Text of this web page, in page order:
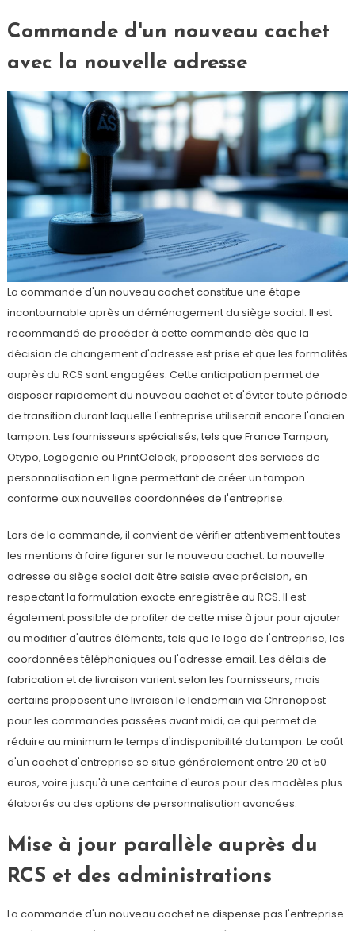
Commande d'un nouveau cachet
avec la nouvelle adresse
La commande d'un nouveau cachet constitue une étape
incontournable après un déménagement du siège social. Il est
recommandé de procéder à cette commande dès que la
décision de changement d'adresse est prise et que les formalités
auprès du RCS sont engagées. Cette anticipation permet de
disposer rapidement du nouveau cachet et d'éviter toute période
de transition durant laquelle l'entreprise utiliserait encore l'ancien
tampon. Les fournisseurs spécialisés, tels que France Tampon,
Otypo, Logogenie ou PrintOclock, proposent des services de
personnalisation en ligne permettant de créer un tampon
conforme aux nouvelles coordonnées de l'entreprise.
Lors de la commande, il convient de vérifier attentivement toutes
les mentions à faire figurer sur le nouveau cachet. La nouvelle
adresse du siège social doit être saisie avec précision, en
respectant la formulation exacte enregistrée au RCS. Il est
également possible de profiter de cette mise à jour pour ajouter
ou modifier d'autres éléments, tels que le logo de l'entreprise, les
coordonnées téléphoniques ou l'adresse email. Les délais de
fabrication et de livraison varient selon les fournisseurs, mais
certains proposent une livraison le lendemain via Chronopost
pour les commandes passées avant midi, ce qui permet de
réduire au minimum le temps d'indisponibilité du tampon. Le coût
d'un cachet d'entreprise se situe généralement entre 20 et 50
euros, voire jusqu'à une centaine d'euros pour des modèles plus
élaborés ou des options de personnalisation avancées.
Mise à jour parallèle auprès du
RCS et des administrations
La commande d'un nouveau cachet ne dispense pas l'entreprise